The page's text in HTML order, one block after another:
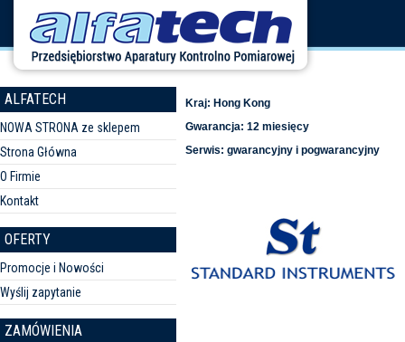
ALFATECH
NOWA STRONA ze sklepem
Strona Główna
O Firmie
Kontakt
OFERTY
Promocje i Nowości
Wyślij zapytanie
ZAMÓWIENIA
Kraj: Hong Kong
Gwarancja: 12 miesięcy
Serwis: gwarancyjny i pogwarancyjny